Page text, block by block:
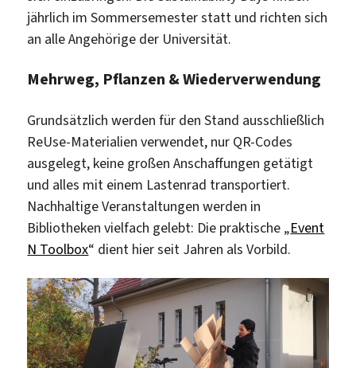
jährlich im Sommersemester statt und richten sich
an alle Angehörige der Universität.
Mehrweg, Pflanzen & Wiederverwendung
Grundsätzlich werden für den Stand ausschließlich
ReUse-Materialien verwendet, nur QR-Codes
ausgelegt, keine großen Anschaffungen getätigt
und alles mit einem Lastenrad transportiert.
Nachhaltige Veranstaltungen werden in
Bibliotheken vielfach gelebt: Die praktische „Event
N Toolbox“ dient hier seit Jahren als Vorbild.